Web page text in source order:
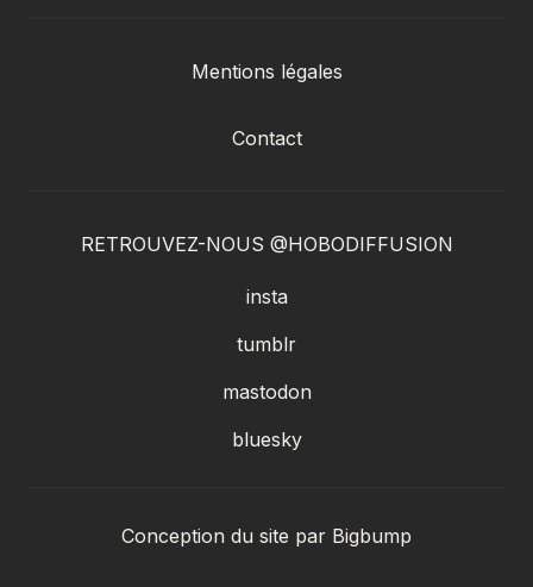
Mentions légales
Contact
RETROUVEZ-NOUS @HOBODIFFUSION
insta
tumblr
mastodon
bluesky
Conception du site par Bigbump